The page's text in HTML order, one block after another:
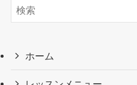
ホーム